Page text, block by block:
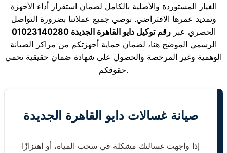
الغيار المستوردة والأصلية بالكامل لضمان استقرار أداء الأجهزة
وتمديد عمرها الافتراضي. نوصي جميع عملائنا بضرورة التواصل
الحصري عبررقم توكيل دايو القاهرة الجديدة 01023140280
الرسمي الموضح هنا، لضمان حماية أجهزتكم من مراكز الصيانة
الوهمية وغير المرخصة والحصول على شهادة ضمان حقيقية تحمي
حقوقكم.
صيانة غسالات دايو القاهرة الجديدة
إذا واجهت غسالتك مشكلة في سحب المياه، أو اهتزازًا